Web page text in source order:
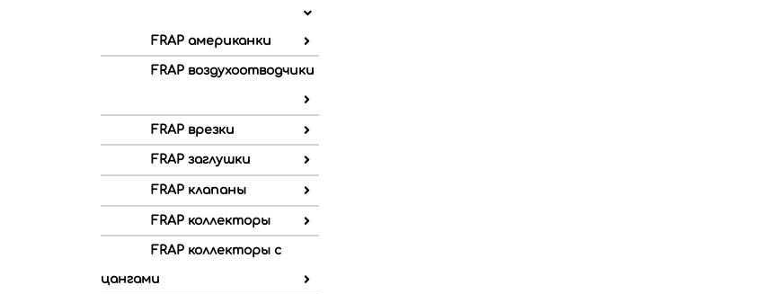
FRAP американки
FRAP воздухоотводчики
FRAP врезки
FRAP заглушки
FRAP клапаны
FRAP коллекторы
FRAP коллекторы с
цангами